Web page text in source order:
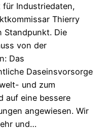
Industriedaten,
Thierry
Standpunkt. Die
von der
Das
Daseinsvorsorge
und zum
auf eine bessere
angewiesen. Wir
und…